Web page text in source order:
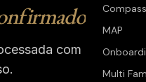
com
Compass
MAP
Multi